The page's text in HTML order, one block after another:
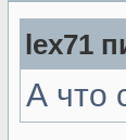
lex71
А что